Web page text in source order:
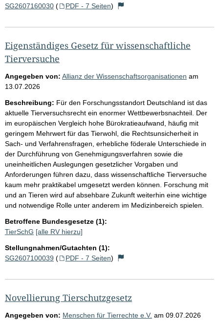
SG2607160030 ( PDF - 7 Seiten)
Eigenständiges Gesetz für wissenschaftliche
Tierversuche
Angegeben von: Allianz der Wissenschaftsorganisationen am
13.07.2026
Beschreibung: Für den Forschungsstandort Deutschland ist das
aktuelle Tierversuchsrecht ein enormer Wettbewerbsnachteil. Der
im europäischen Vergleich hohe Bürokratieaufwand, häufig mit
geringem Mehrwert für das Tierwohl, die Rechtsunsicherheit in
Sach- und Verfahrensfragen, erhebliche föderale Unterschiede in
der Durchführung von Genehmigungsverfahren sowie die
uneinheitlichen Auslegungen gesetzlicher Vorgaben und
Anforderungen führen dazu, dass wissenschaftliche Tierversuche
kaum mehr praktikabel umgesetzt werden können. Forschung mit
und an Tieren wird auf absehbare Zukunft weiterhin eine wichtige
und notwendige Rolle unter anderem im Medizinbereich spielen.
Betroffene Bundesgesetze (1):
TierSchG [alle RV hierzu]
Stellungnahmen/Gutachten (1):
SG2607100039 ( PDF - 7 Seiten)
Novellierung Tierschutzgesetz
Angegeben von: Menschen für Tierrechte e.V. am 09.07.2026